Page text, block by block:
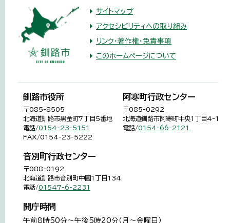
サイトマップ
アクセシビリティへの取り組み
リンク・著作権・免責事項
このホームページについて
釧路市役所
〒085-8505
北海道釧路市黒金町7丁目5番地
電話/0154-23-5151
FAX/0154-23-5222
阿寒町行政センター
〒085-0292
北海道釧路市阿寒町中央1丁目4-1
電話/0154-66-2121
音別町行政センター
〒088-0192
北海道釧路市音別町中園1丁目134
電話/01547-6-2231
開庁時間
午前8時50分～午後5時20分（月～金曜日）